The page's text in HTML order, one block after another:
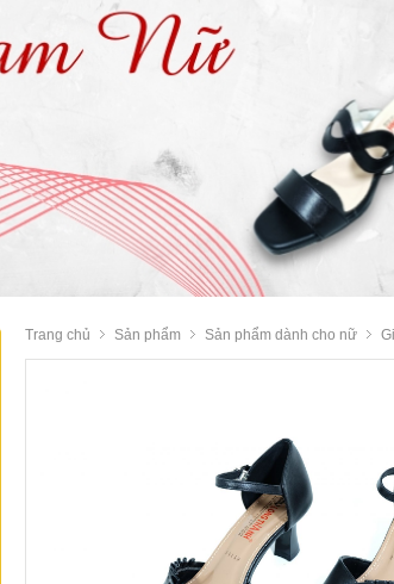
Trang chủ Sản phẩm Sản phẩm dành cho nữ